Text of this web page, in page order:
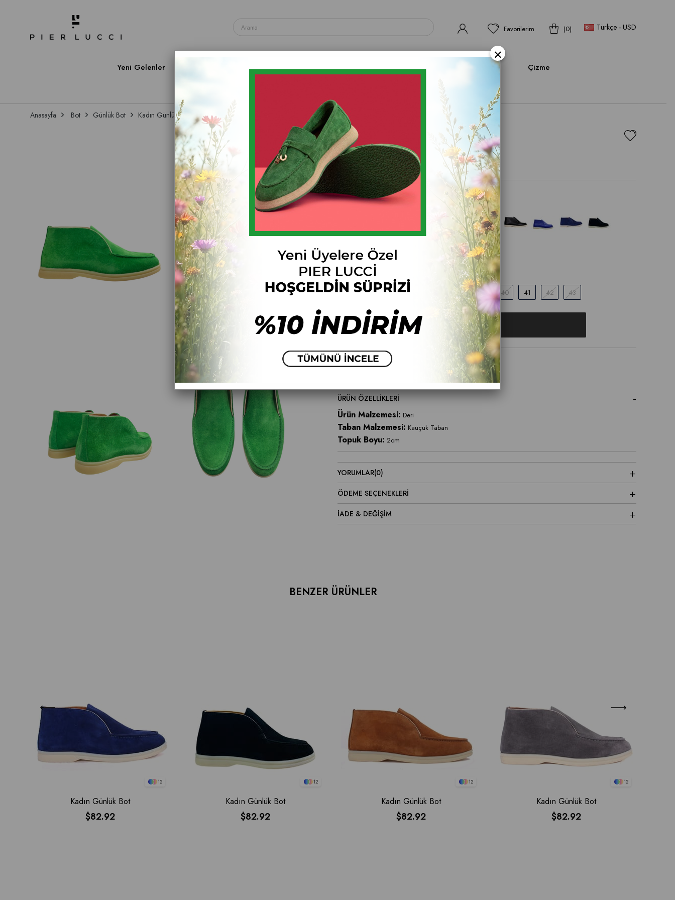
Türkçe - USD
0
Favorilerim
Yeni Gelenler Spor & Sneaker Ayakkabı Topuklu Ayakkabı Bot Çizme
Anasayfa Bot Günlük Bot Kadın Günlük Bot
Kadın Günlük Bot
Stok Kodu (015 2105)
$82.92
Numara
33 34 35 38 39 40 41 42 43
Fiyat Düşünce Haber Ver
ÜRÜN ÖZELLIKLERI
Ürün Malzemesi: Deri
Taban Malzemesi: Kauçuk Taban
Topuk Boyu: 2cm
YORUMLAR(0)
ÖDEME SEÇENEKLERI
İADE & DEĞİŞİM
BENZER ÜRÜNLER
12
Kadın Günlük Bot
$82.92
12
Kadın Günlük Bot
$82.92
12
Kadın Günlük Bot
$82.92
12
Kadın Günlük Bot
$82.92
×